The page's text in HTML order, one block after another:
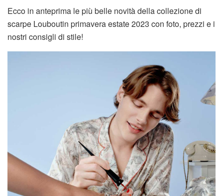
Ecco in anteprima le più belle novità della collezione di
scarpe Louboutin primavera estate 2023 con foto, prezzi e i
nostri consigli di stile!